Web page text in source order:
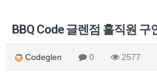
BBQ Code 글렌점 홀직원 구
Codeglen 0 2577